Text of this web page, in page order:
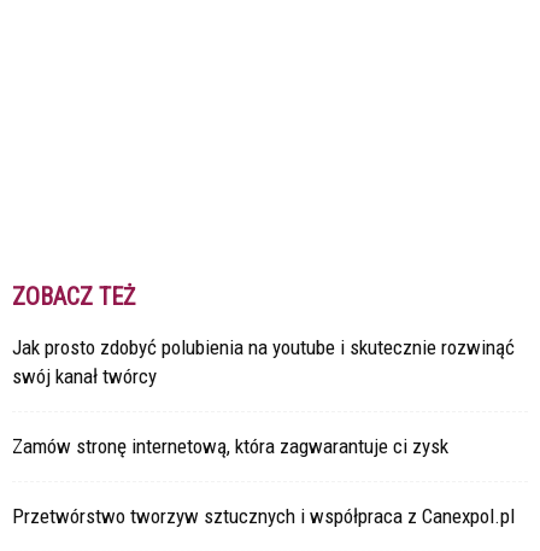
ZOBACZ TEŻ
Jak prosto zdobyć polubienia na youtube i skutecznie rozwinąć
swój kanał twórcy
Zamów stronę internetową, która zagwarantuje ci zysk
Przetwórstwo tworzyw sztucznych i współpraca z Canexpol.pl